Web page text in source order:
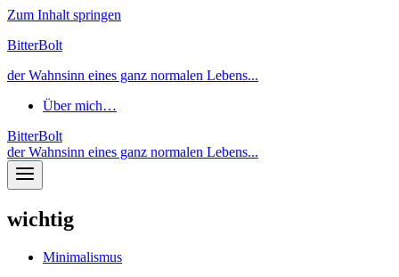
Zum Inhalt springen
BitterBolt
der Wahnsinn eines ganz normalen Lebens...
Über mich…
BitterBolt
der Wahnsinn eines ganz normalen Lebens...
wichtig
Minimalismus